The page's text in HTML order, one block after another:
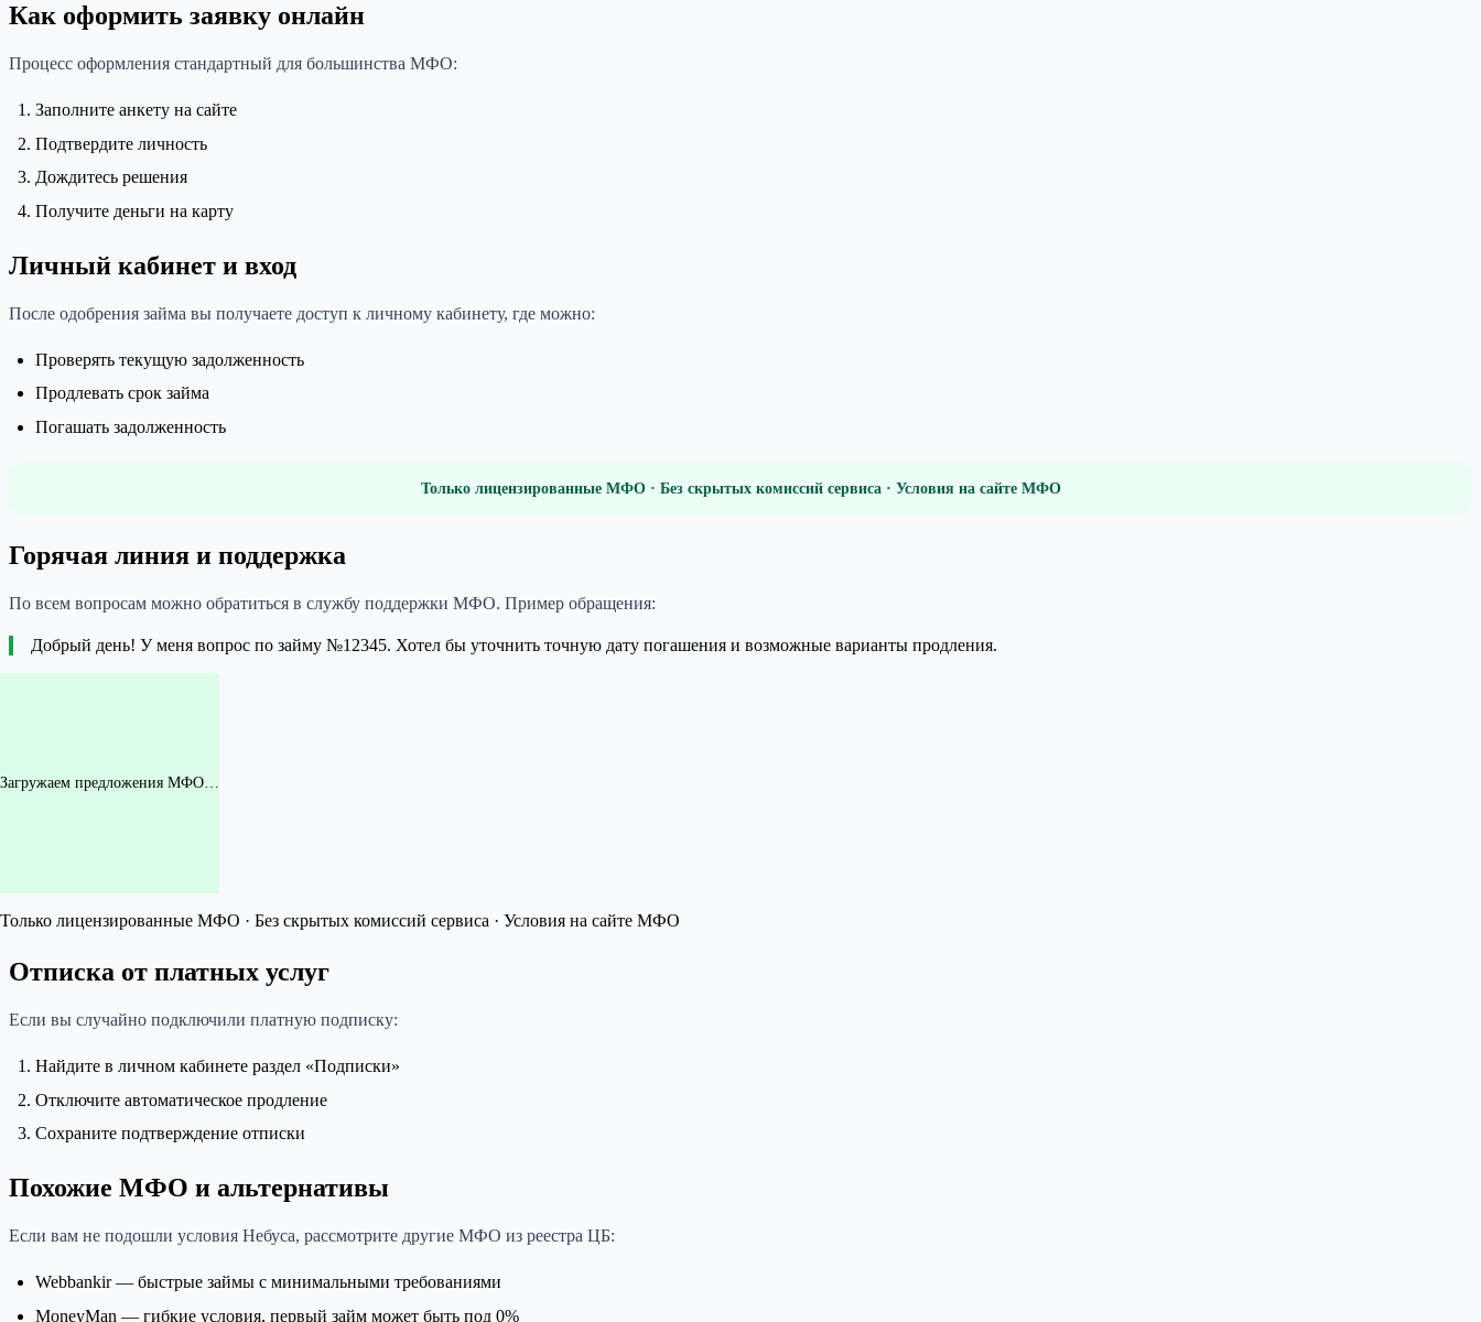
Как оформить заявку онлайн
Процесс оформления стандартный для большинства МФО:
Заполните анкету на сайте
Подтвердите личность
Дождитесь решения
Получите деньги на карту
Личный кабинет и вход
После одобрения займа вы получаете доступ к личному кабинету, где можно:
Проверять текущую задолженность
Продлевать срок займа
Погашать задолженность
Только лицензированные МФО · Без скрытых комиссий сервиса · Условия на сайте МФО
Горячая линия и поддержка
По всем вопросам можно обратиться в службу поддержки МФО. Пример обращения:
Добрый день! У меня вопрос по займу №12345. Хотел бы уточнить точную дату погашения и возможные варианты продления.
Загружаем предложения МФО…
Только лицензированные МФО · Без скрытых комиссий сервиса · Условия на сайте МФО
Отписка от платных услуг
Если вы случайно подключили платную подписку:
Найдите в личном кабинете раздел «Подписки»
Отключите автоматическое продление
Сохраните подтверждение отписки
Похожие МФО и альтернативы
Если вам не подошли условия Небуса, рассмотрите другие МФО из реестра ЦБ:
Webbankir — быстрые займы с минимальными требованиями
MoneyMan — гибкие условия, первый займ может быть под 0%